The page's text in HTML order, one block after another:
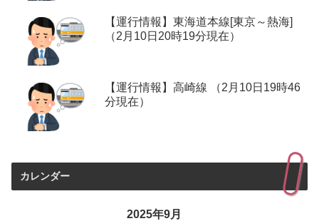
【運行情報】東海道本線[東京～熱海]
（2月10日20時19分現在）
【運行情報】高崎線 （2月10日19時46
分現在）
カレンダー
2025年9月